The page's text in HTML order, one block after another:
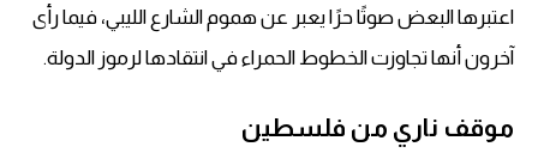
اعتبرها البعض صوتًا حرًا يعبر عن هموم الشارع الليبي، فيما رأى
آخرون أنها تجاوزت الخطوط الحمراء في انتقادها لرموز الدولة.
موقف ناري من فلسطين